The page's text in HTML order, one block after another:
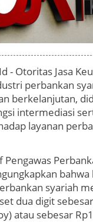
- Otoritas Jasa
perbankan
berkelanjutan,
intermediasi
layanan
Pengawas
syariah
dua digit
atau sebesar